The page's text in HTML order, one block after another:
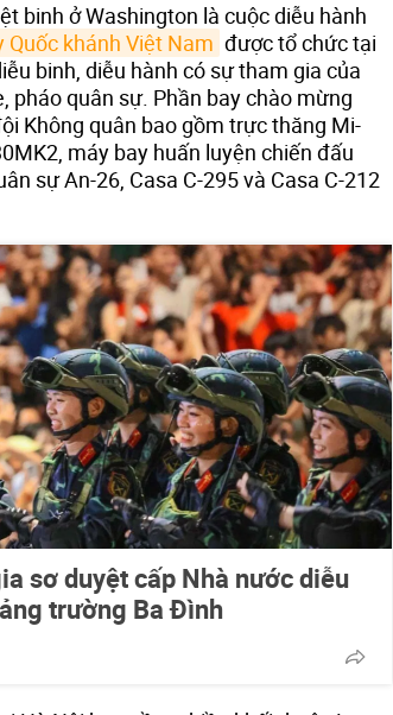
binh ở Washington là cuộc diễu hành
Quốc khánh Việt Nam được tổ chức tại
binh, diễu hành có sự tham gia của
pháo quân sự. Phần bay chào mừng
Không quân bao gồm trực thăng Mi-
máy bay huấn luyện chiến đấu
sự An-26, Casa C-295 và Casa C-212
sơ duyệt cấp Nhà nước diễu
trường Ba Đình